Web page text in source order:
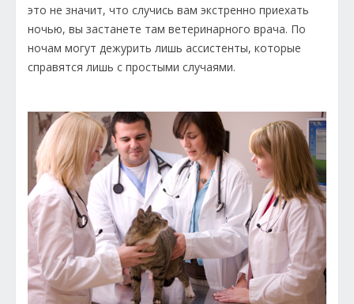
это не значит, что случись вам экстренно приехать
ночью, вы застанете там ветеринарного врача. По
ночам могут дежурить лишь ассистенты, которые
справятся лишь с простыми случаями.